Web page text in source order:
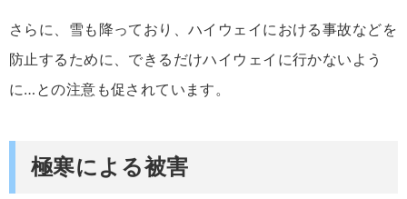
さらに、雪も降っており、ハイウェイにおける事故などを
防止するために、できるだけハイウェイに行かないよう
に…との注意も促されています。
極寒による被害